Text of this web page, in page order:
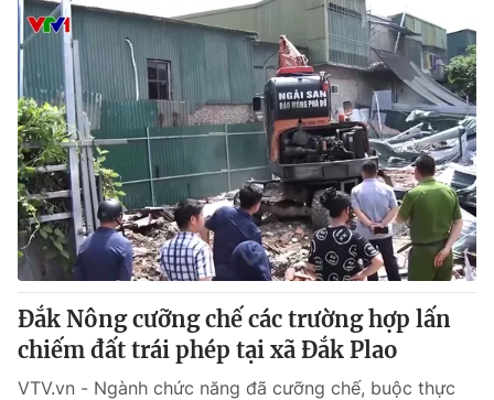
VTV Money VTV Thể thao
VTV Sức khoẻ Bất động sản
Thị trường 24h Tấm lòng Việt
VTV4 Vươn mình bằng AI
VTV9 VTV8
English
Đắk Nông cưỡng chế các trường hợp lấn
chiếm đất trái phép tại xã Đắk Plao
VTV.vn - Ngành chức năng đã cưỡng chế, buộc thực